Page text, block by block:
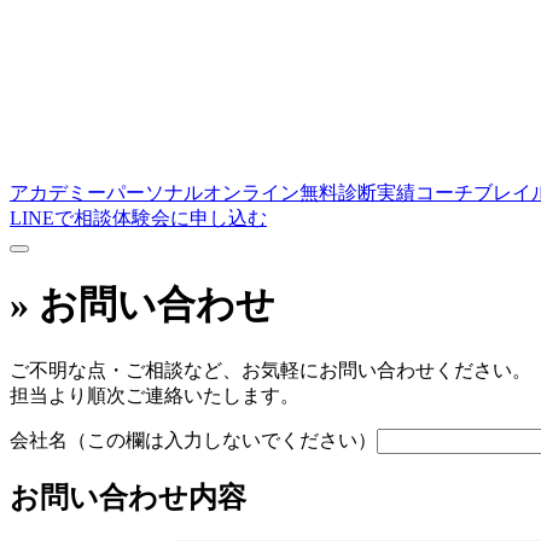
アカデミーパーソナルオンライン無料診断実績コーチブレイ
LINEで相談体験会に申し込む
» お問い合わせ
ご不明な点・ご相談など、お気軽にお問い合わせください。
担当より順次ご連絡いたします。
会社名（この欄は入力しないでください）
お問い合わせ内容